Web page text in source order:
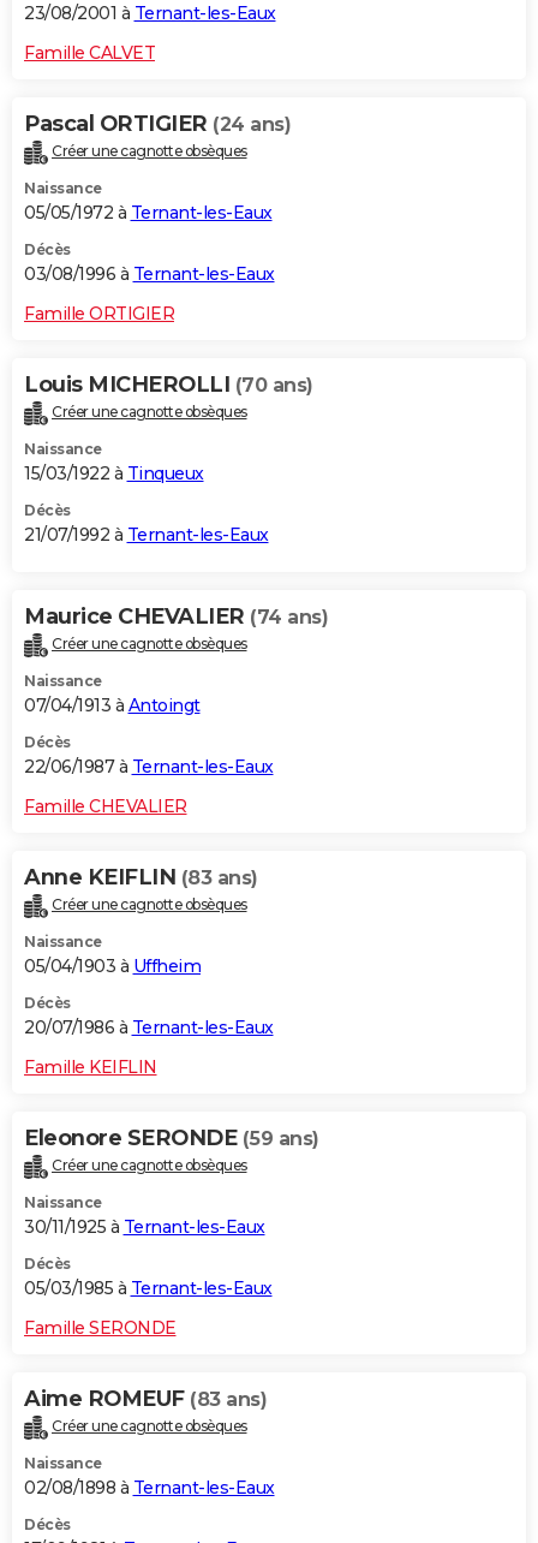
23/08/2001 à Ternant-les-Eaux
Famille CALVET
Pascal ORTIGIER (24 ans)
Créer une cagnotte obsèques
Naissance
05/05/1972 à Ternant-les-Eaux
Décès
03/08/1996 à Ternant-les-Eaux
Famille ORTIGIER
Louis MICHEROLLI (70 ans)
Créer une cagnotte obsèques
Naissance
15/03/1922 à Tinqueux
Décès
21/07/1992 à Ternant-les-Eaux
Maurice CHEVALIER (74 ans)
Créer une cagnotte obsèques
Naissance
07/04/1913 à Antoingt
Décès
22/06/1987 à Ternant-les-Eaux
Famille CHEVALIER
Anne KEIFLIN (83 ans)
Créer une cagnotte obsèques
Naissance
05/04/1903 à Uffheim
Décès
20/07/1986 à Ternant-les-Eaux
Famille KEIFLIN
Eleonore SERONDE (59 ans)
Créer une cagnotte obsèques
Naissance
30/11/1925 à Ternant-les-Eaux
Décès
05/03/1985 à Ternant-les-Eaux
Famille SERONDE
Aime ROMEUF (83 ans)
Créer une cagnotte obsèques
Naissance
02/08/1898 à Ternant-les-Eaux
Décès